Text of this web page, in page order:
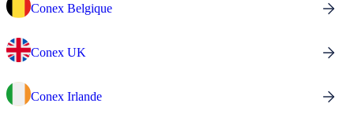
Conex Belgique
Conex UK
Conex Irlande